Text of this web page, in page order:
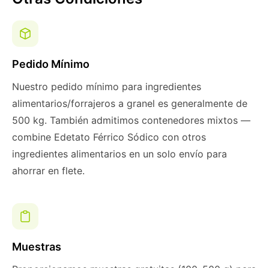
Pedido Mínimo
Nuestro pedido mínimo para ingredientes
alimentarios/forrajeros a granel es generalmente de
500 kg. También admitimos contenedores mixtos —
combine Edetato Férrico Sódico con otros
ingredientes alimentarios en un solo envío para
ahorrar en flete.
Muestras